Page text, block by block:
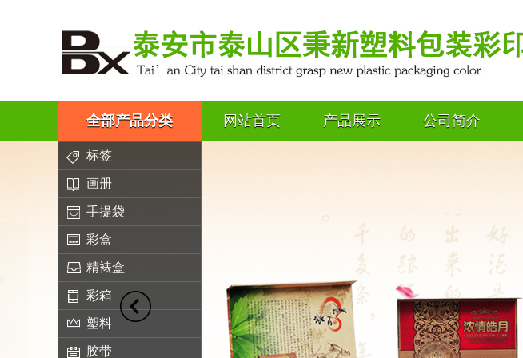
全部产品分类 网站首页 产品展示 公司简介
标签
画册
手提袋
彩盒
精裱盒
彩箱
塑料
胶带